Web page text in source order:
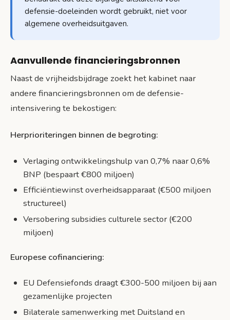
defensie-doeleinden wordt gebruikt, niet voor
algemene overheidsuitgaven.
Aanvullende financieringsbronnen
Naast de vrijheidsbijdrage zoekt het kabinet naar
andere financieringsbronnen om de defensie-
intensivering te bekostigen:
Herprioriteringen binnen de begroting:
Verlaging ontwikkelingshulp van 0,7% naar 0,6%
BNP (bespaart €800 miljoen)
Efficiëntiewinst overheidsapparaat (€500 miljoen
structureel)
Versobering subsidies culturele sector (€200
miljoen)
Europese cofinanciering:
EU Defensiefonds draagt €300-500 miljoen bij aan
gezamenlijke projecten
Bilaterale samenwerking met Duitsland en